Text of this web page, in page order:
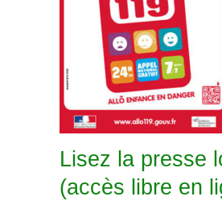
Lisez la presse
(accès libre en